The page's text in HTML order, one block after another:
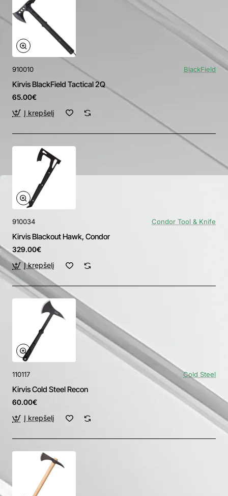
910010 BlackField
Kirvis BlackField Tactical 2Q
65.00€
Į krepšelį
910034 Condor Tool & Knife
Kirvis Blackout Hawk, Condor
329.00€
Į krepšelį
110117 Cold Steel
Kirvis Cold Steel Recon
60.00€
Į krepšelį